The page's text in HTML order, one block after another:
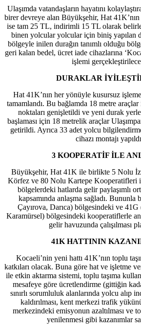
Ulaşımda vatandaşların hayatını
birer devreye alan Büyükşehir, Hat
ise tam 25 TL, indirimli 15 TL olarak
binen yolcular yolcular için biniş yapılan
bölgeyle inilen durağın tanımlı olduğu
geri kalan bedel, ücret iade cihazlarına
işlemi
DURAKLAR
Hat 41K’nın her yönüyle kusursuz
tamamlandı. Bu bağlamda 18 metre
noktaları genişletildi ve yeni durak
başlaması için 18 metrelik araçlar
getirildi. Ayrıca 33 adet yolcu
cihazı montajı
3 KOOPERATİF İLE
Büyükşehir, Hat 41K ile birlikte 5 Nolu
Körfez ve 80 Nolu Kartepe Kooperatifleri
bölgelerdeki hatlarda gelir paylaşımlı
kapsamında anlaşma sağladı.
Çayırova, Darıca) bölgesindeki ve
Karamürsel) bölgesindeki kooperatiflerle
gelir havuzunda çalışılması
41K HATTININ
Kocaeli’nin yeni hattı 41K’nın toplu
katkıları olacak. Buna göre hat ve işletme
ile etkin aktarma sistemi, toplu taşıma
mesafeye göre ücretlendirme (gittiğin
sınırlı sorumluluk alanlarında yolcu alıp
kaldırılması, kent merkezi trafik
merkezindeki emisyonun azaltılması ve
yenilenmesi gibi kazanımlar